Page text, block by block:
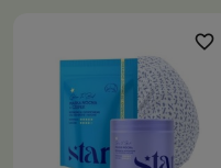
favorite_border